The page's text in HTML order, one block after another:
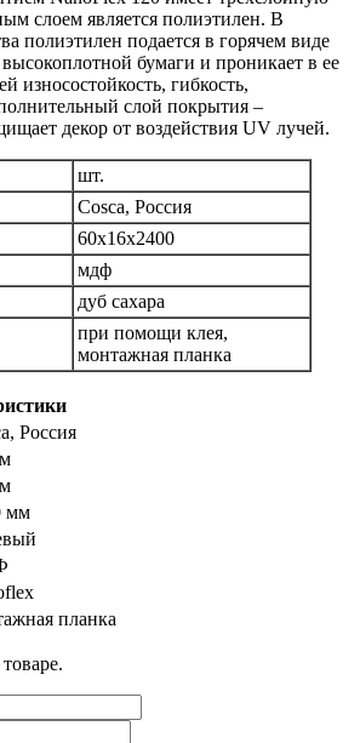
слоем является полиэтилен. В
полиэтилен подается в горячем виде
бумаги и проникает в ее
износостойкость, гибкость,
слой покрытия –
декор от воздействия UV лучей.
шт.
Cosca, Россия
60x16х2400
мдф
дуб сахара
при помощи клея,
монтажная планка
Россия
мм
планка